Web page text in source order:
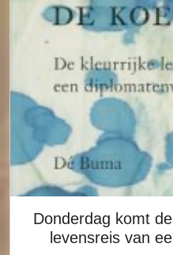
Donderdag komt
levensreis van